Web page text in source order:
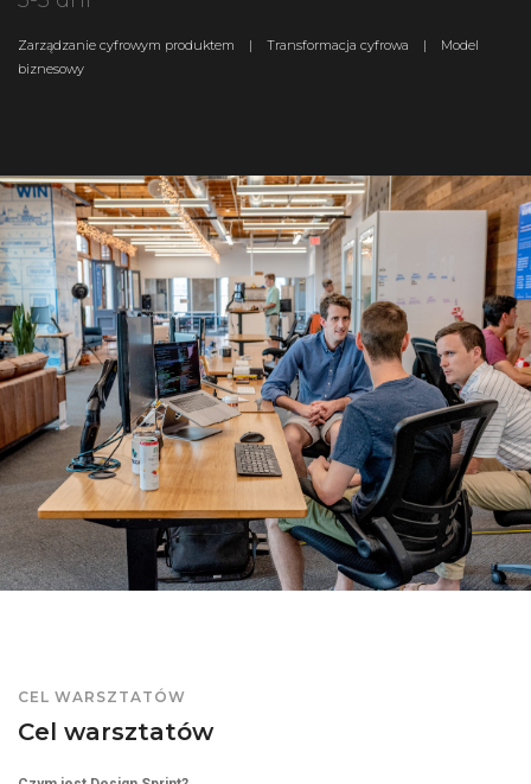
Zarządzanie cyfrowym produktem | Transformacja cyfrowa | Model
biznesowy
CEL WARSZTATÓW
Cel warsztatów